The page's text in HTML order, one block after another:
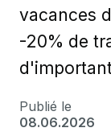
vacances
-20% de
Publié le
08.06.2026